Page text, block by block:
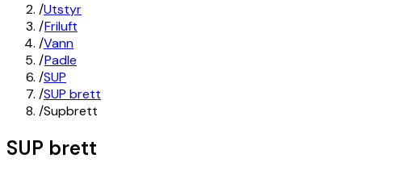
/Utstyr
/Friluft
/Vann
/Padle
/SUP
/SUP brett
/Supbrett
SUP brett